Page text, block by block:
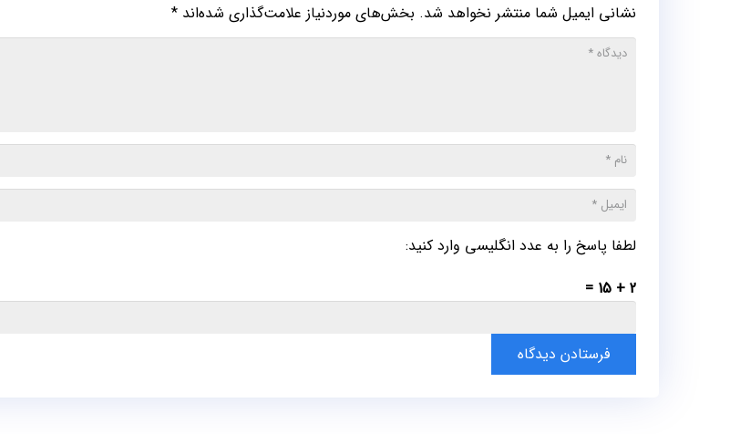
نشانی ایمیل شما منتشر نخواهد شد. بخش‌های موردنیاز علامت‌گذاری شده‌اند *
لطفا پاسخ را به عدد انگلیسی وارد کنید:
2 + 15 =
فرستادن دیدگاه